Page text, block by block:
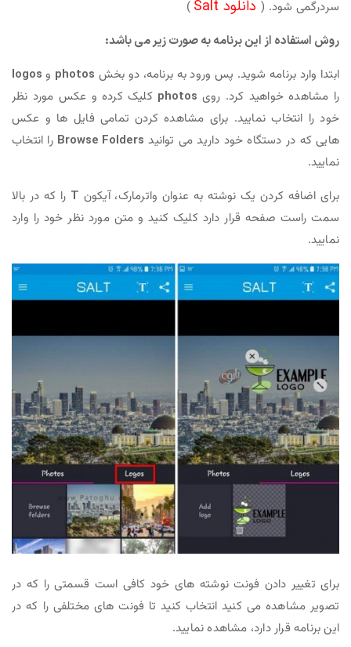
سردرگمی شود. ( دانلود Salt
)
روش استفاده از این برنامه به صورت زیر می باشد:
ابتدا وارد برنامه شوید. پس ورود به برنامه، دو بخش photos و logos
را مشاهده خواهید کرد. روی photos کلیک کرده و عکس مورد نظر
خود را انتخاب نمایید. برای مشاهده کردن تمامی فایل ها و عکس
هایی که در دستگاه خود دارید می توانید Browse Folders را انتخاب
نمایید.
برای اضافه کردن یک نوشته به عنوان واترمارک، آیکون T را که در بالا
سمت راست صفحه قرار دارد کلیک کنید و متن مورد نظر خود را وارد
نمایید.
برای تغییر دادن فونت نوشته های خود کافی است قسمتی را که در
تصویر مشاهده می کنید انتخاب کنید تا فونت های مختلفی را که در
این برنامه قرار دارد، مشاهده نمایید.